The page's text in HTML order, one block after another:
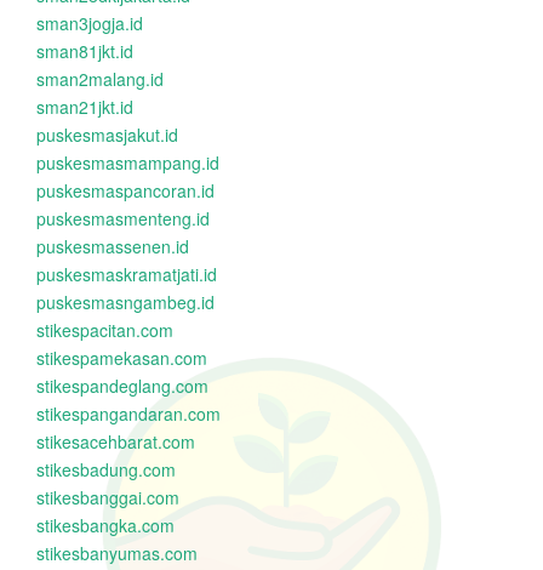
sman3jogja.id
sman81jkt.id
sman2malang.id
sman21jkt.id
puskesmasjakut.id
puskesmasmampang.id
puskesmaspancoran.id
puskesmasmenteng.id
puskesmassenen.id
puskesmaskramatjati.id
puskesmasngambeg.id
stikespacitan.com
stikespamekasan.com
stikespandeglang.com
stikespangandaran.com
stikesacehbarat.com
stikesbadung.com
stikesbanggai.com
stikesbangka.com
stikesbanyumas.com